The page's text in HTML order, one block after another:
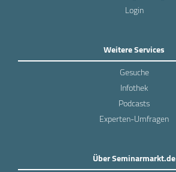
Login
Weitere Services
Gesuche
Infothek
Podcasts
Experten-Umfragen
Über Seminarmarkt.de